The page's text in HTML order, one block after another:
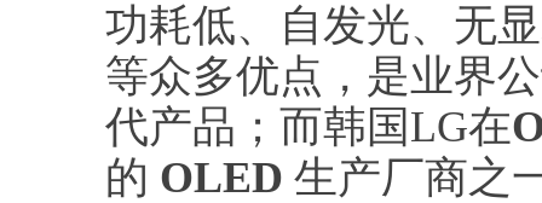
功耗低、自发光、无
等众多优点，是业界
代产品；而韩国LG在
的 OLED 生产厂商之